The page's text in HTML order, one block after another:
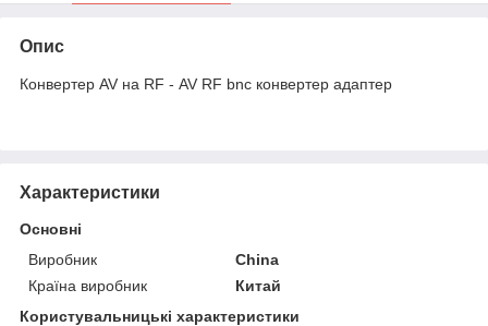
Опис
Конвертер AV на RF - AV RF bnc конвертер адаптер
Характеристики
Основні
Виробник
China
Країна виробник
Китай
Користувальницькі характеристики